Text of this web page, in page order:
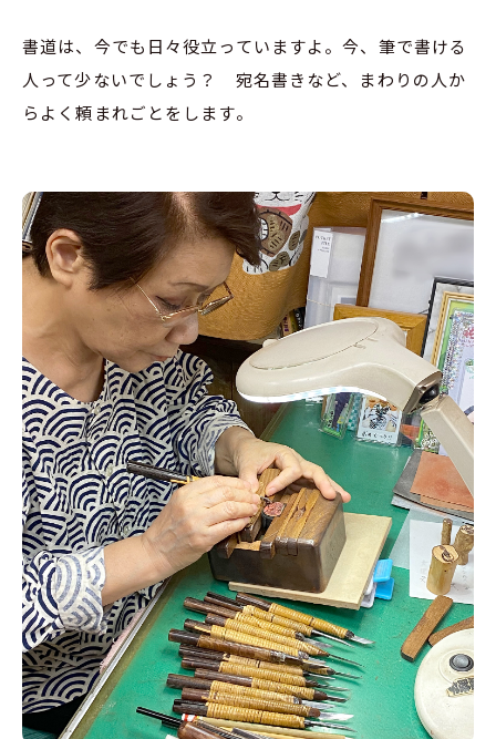
書道は、今でも日々役立っていますよ。今、筆で書ける
人って少ないでしょう？ 宛名書きなど、まわりの人か
らよく頼まれごとをします。